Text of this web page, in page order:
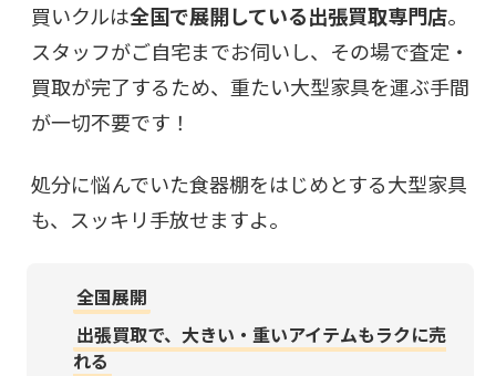
買いクルは全国で展開している出張買取専門店。
スタッフがご自宅までお伺いし、その場で査定・
買取が完了するため、重たい大型家具を運ぶ手間
が一切不要です！
処分に悩んでいた食器棚をはじめとする大型家具
も、スッキリ手放せますよ。
全国展開
出張買取で、大きい・重いアイテムもラクに売
れる